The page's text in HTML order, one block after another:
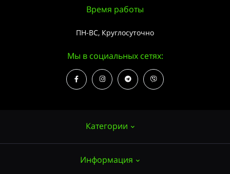
Категории
Информация
Время работы
ПН-ВС, Круглосуточно
Мы в социальных сетях: